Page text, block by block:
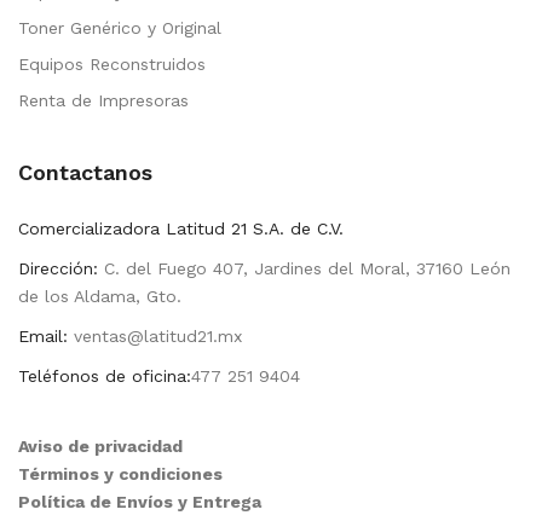
Toner Genérico y Original
Equipos Reconstruidos
Renta de Impresoras
Contactanos
Comercializadora Latitud 21 S.A. de C.V.
Dirección: C. del Fuego 407, Jardines del Moral, 37160 León
de los Aldama, Gto.
Email: ventas@latitud21.mx
Teléfonos de oficina:477 251 9404
Aviso de privacidad
Términos y condiciones
Política de Envíos y Entrega